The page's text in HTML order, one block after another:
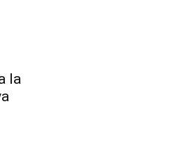
la